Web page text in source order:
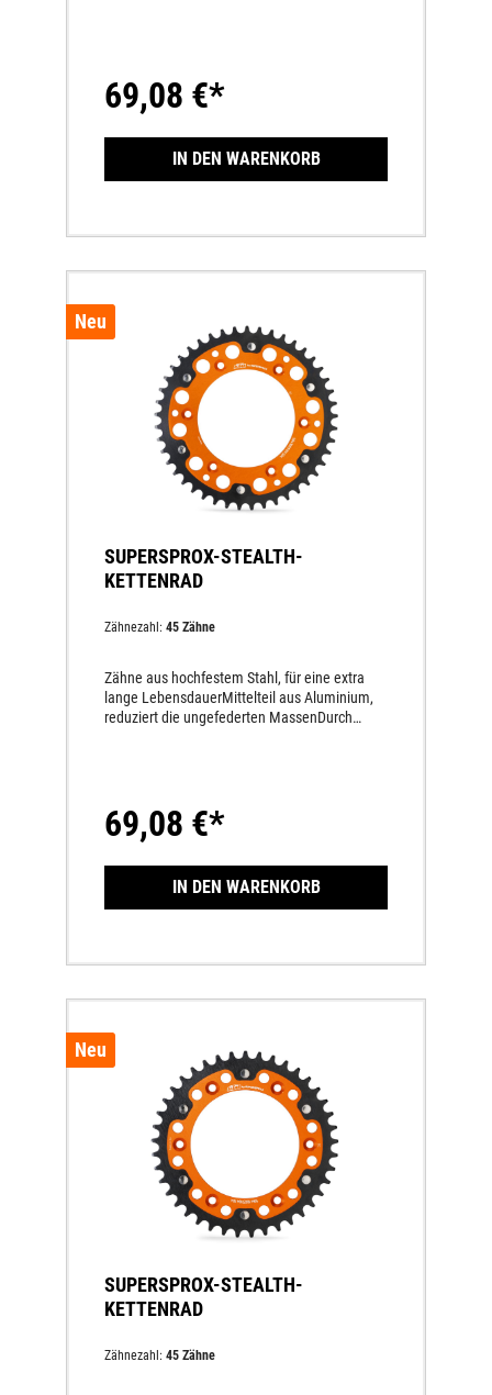
KettenräderLängere Lebensdauer des
gesamten AntriebssatzesKettenräder welche
Kettenrad sind CCCUO_EU!
69,08 €*
IN DEN WARENKORB
Neu
SUPERSPROX-STEALTH-
KETTENRAD
Zähnezahl: 45 Zähne
Zähne aus hochfestem Stahl, für eine extra
lange LebensdauerMittelteil aus Aluminium,
reduziert die ungefederten MassenDurch
KettenräderLängere Lebensdauer des
gesamten AntriebssatzesKettenräder welche
69,08 €*
IN DEN WARENKORB
Neu
SUPERSPROX-STEALTH-
KETTENRAD
Zähnezahl: 45 Zähne